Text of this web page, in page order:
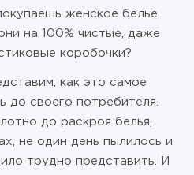
женское белье
на 100% чистые, даже
коробочки?
как это самое
до своего потребителя.
до раскроя белья,
не один день пылилось и
трудно представить. И